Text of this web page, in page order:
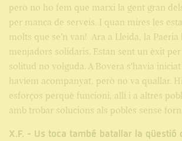
però no ho fem que marxi la gent gran
per manca de serveis. I quan mires les
molts que se'n van! Ara a Lleida, la
menjadors solidaris. Estan sent un èxit
solitud no volguda. A Bovera s'havia
havíem acompanyat, però no va quallar.
esforços perquè funcioni, allí i a altres
amb trobar solucions als pobles sense
X.F. - Us toca també batallar la qüestió